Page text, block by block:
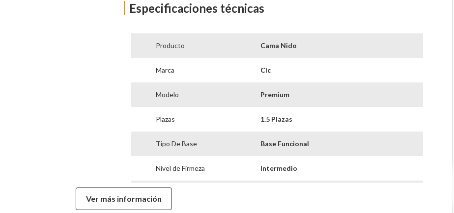
Especificaciones técnicas
Producto Cama Nido
Marca Cic
Modelo Premium
Plazas 1.5 Plazas
Tipo De Base Base Funcional
Nivel de Firmeza Intermedio
Ver más información